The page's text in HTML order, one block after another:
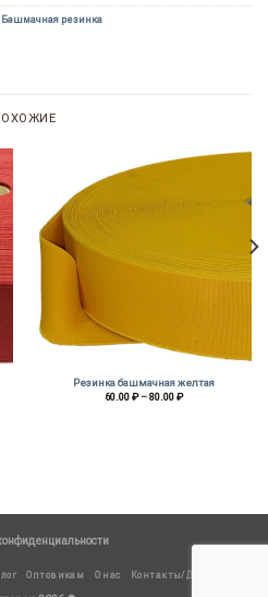
Башмачная резинка
Резинка башмачная желтая
60.00₽ – 80.00₽Диапазон
Оптовикам О нас Контакты/Доставка